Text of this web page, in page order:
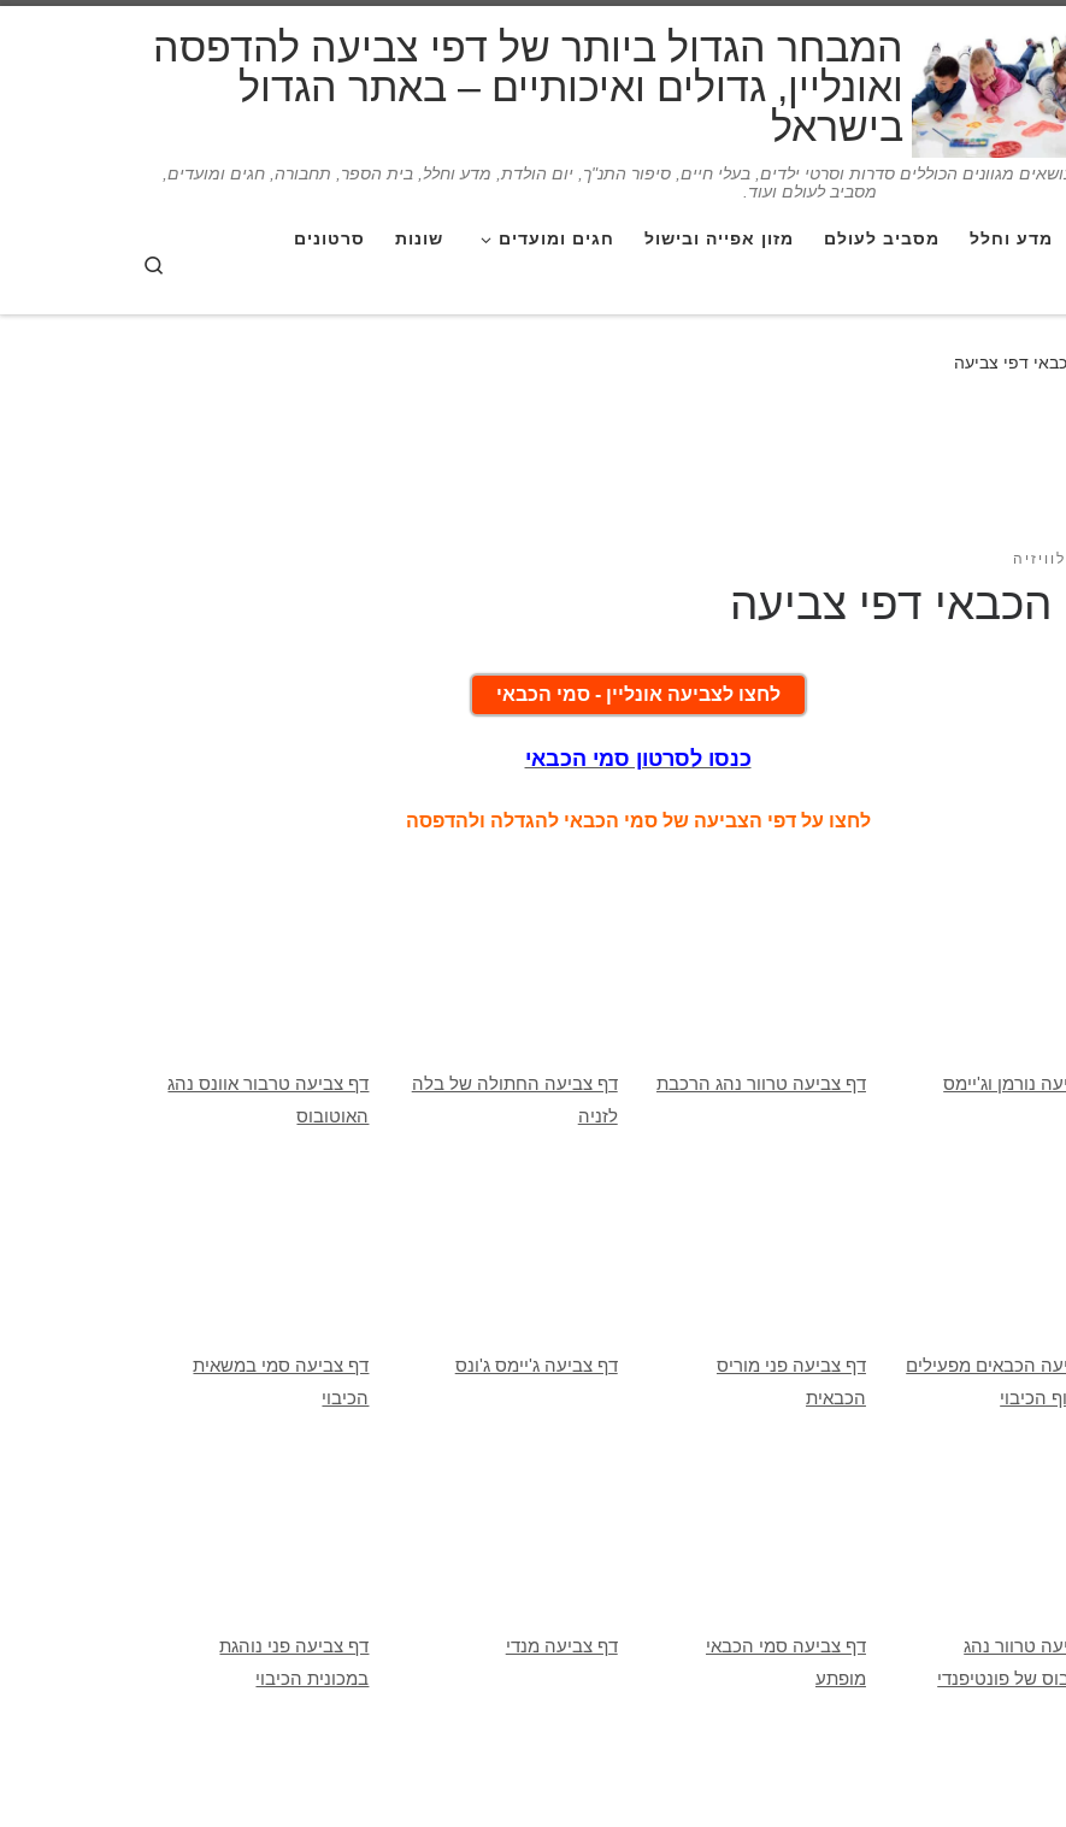
המבחר הגדול ביותר של דפי צביעה להדפסה
ואונליין, גדולים ואיכותיים – באתר הגדול
בישראל
מגוונים הכוללים סדרות וסרטי ילדים, בעלי חיים, סיפור התנ"ך, יום הולדת, מדע וחלל, בית הספר, תחבורה, חגים ומועדים,
מסביב לעולם ועוד.
מדע וחלל מסביב לעולם מזון אפייה ובישול חגים ומועדים שונות סרטונים
דפי צביעה
הכבאי דפי צביעה
לחצו לצביעה אונליין - סמי הכבאי
כנסו לסרטון סמי הכבאי
לחצו על דפי הצביעה של סמי הכבאי להגדלה ולהדפסה
דף צביעה טרבור אוונס נהג
האוטובוס
דף צביעה החתולה של בלה
לזניה
דף צביעה טרוור נהג הרכבת נורמן וג'יימס
דף צביעה סמי במשאית
הכיבוי
דף צביעה ג'יימס ג'ונס
דף צביעה פני מוריס
הכבאית
הכבאים מפעילים
הכיבוי
דף צביעה פני נוהגת
במכונית הכיבוי
דף צביעה מנדי
דף צביעה סמי הכבאי
מופתע
טרוור נהג
של פונטיפנדי